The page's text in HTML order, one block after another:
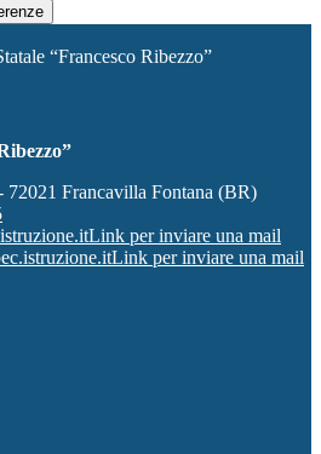
“Francesco Ribezzo”
Francavilla Fontana (BR)
Link per inviare una mail
Link per inviare una mail